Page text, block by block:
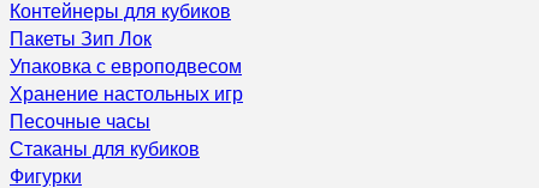
Контейнеры для кубиков
Пакеты Зип Лок
Упаковка с европодвесом
Хранение настольных игр
Песочные часы
Стаканы для кубиков
Фигурки